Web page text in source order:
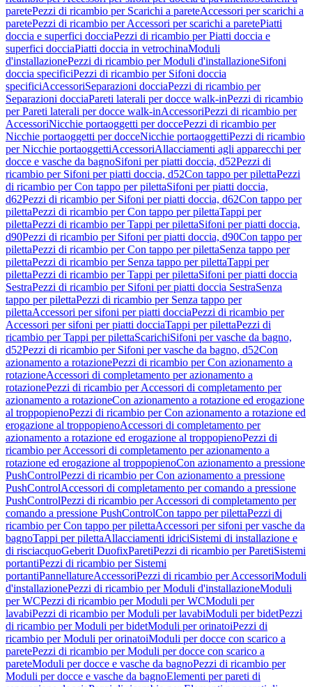
paretePezzi di ricambio per Scarichi a pareteAccessori per scarichi a
paretePezzi di ricambio per Accessori per scarichi a paretePiatti
doccia e superfici docciaPezzi di ricambio per Piatti doccia e
superfici docciaPiatti doccia in vetrochinaModuli
d'installazionePezzi di ricambio per Moduli d'installazioneSifoni
doccia specificiPezzi di ricambio per Sifoni doccia
specificiAccessoriSeparazioni docciaPezzi di ricambio per
Separazioni docciaPareti laterali per docce walk-inPezzi di ricambio
per Pareti laterali per docce walk-inAccessoriPezzi di ricambio per
AccessoriNicchie portaoggetti per doccePezzi di ricambio per
Nicchie portaoggetti per docceNicchie portaoggettiPezzi di ricambio
per Nicchie portaoggettiAccessoriAllacciamenti agli apparecchi per
docce e vasche da bagnoSifoni per piatti doccia, d52Pezzi di
ricambio per Sifoni per piatti doccia, d52Con tappo per pilettaPezzi
di ricambio per Con tappo per pilettaSifoni per piatti doccia,
d62Pezzi di ricambio per Sifoni per piatti doccia, d62Con tappo per
pilettaPezzi di ricambio per Con tappo per pilettaTappi per
pilettaPezzi di ricambio per Tappi per pilettaSifoni per piatti doccia,
d90Pezzi di ricambio per Sifoni per piatti doccia, d90Con tappo per
pilettaPezzi di ricambio per Con tappo per pilettaSenza tappo per
pilettaPezzi di ricambio per Senza tappo per pilettaTappi per
pilettaPezzi di ricambio per Tappi per pilettaSifoni per piatti doccia
SestraPezzi di ricambio per Sifoni per piatti doccia SestraSenza
tappo per pilettaPezzi di ricambio per Senza tappo per
pilettaAccessori per sifoni per piatti docciaPezzi di ricambio per
Accessori per sifoni per piatti docciaTappi per pilettaPezzi di
ricambio per Tappi per pilettaScarichiSifoni per vasche da bagno,
d52Pezzi di ricambio per Sifoni per vasche da bagno, d52Con
azionamento a rotazionePezzi di ricambio per Con azionamento a
rotazioneAccessori di completamento per azionamento a
rotazionePezzi di ricambio per Accessori di completamento per
azionamento a rotazioneCon azionamento a rotazione ed erogazione
al troppopienoPezzi di ricambio per Con azionamento a rotazione ed
erogazione al troppopienoAccessori di completamento per
azionamento a rotazione ed erogazione al troppopienoPezzi di
ricambio per Accessori di completamento per azionamento a
rotazione ed erogazione al troppopienoCon azionamento a pressione
PushControlPezzi di ricambio per Con azionamento a pressione
PushControlAccessori di completamento per comando a pressione
PushControlPezzi di ricambio per Accessori di completamento per
comando a pressione PushControlCon tappo per pilettaPezzi di
ricambio per Con tappo per pilettaAccessori per sifoni per vasche da
bagnoTappi per pilettaAllacciamenti idriciSistemi di installazione e
di risciacquoGeberit DuofixParetiPezzi di ricambio per ParetiSistemi
portantiPezzi di ricambio per Sistemi
portantiPannellatureAccessoriPezzi di ricambio per AccessoriModuli
d'installazionePezzi di ricambio per Moduli d'installazioneModuli
per WCPezzi di ricambio per Moduli per WCModuli per
lavabiPezzi di ricambio per Moduli per lavabiModuli per bidetPezzi
di ricambio per Moduli per bidetModuli per orinatoiPezzi di
ricambio per Moduli per orinatoiModuli per docce con scarico a
paretePezzi di ricambio per Moduli per docce con scarico a
pareteModuli per docce e vasche da bagnoPezzi di ricambio per
Moduli per docce e vasche da bagnoElementi per pareti di